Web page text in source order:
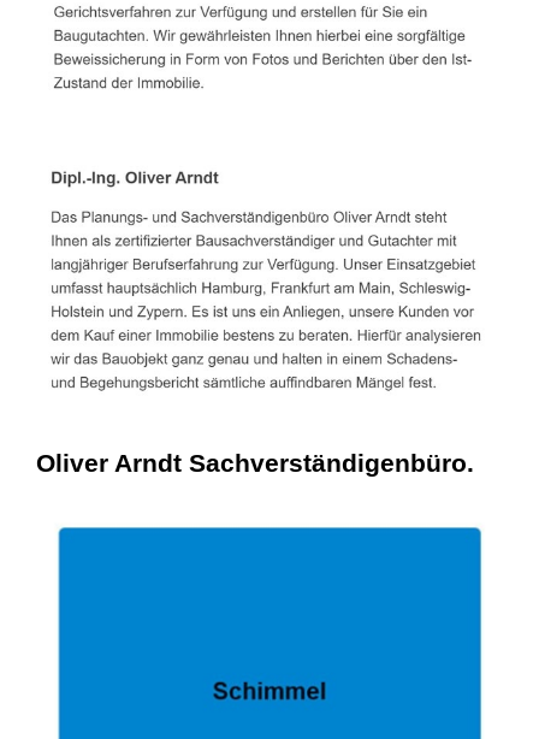
Oliver Arndt Sachverständigenbüro.